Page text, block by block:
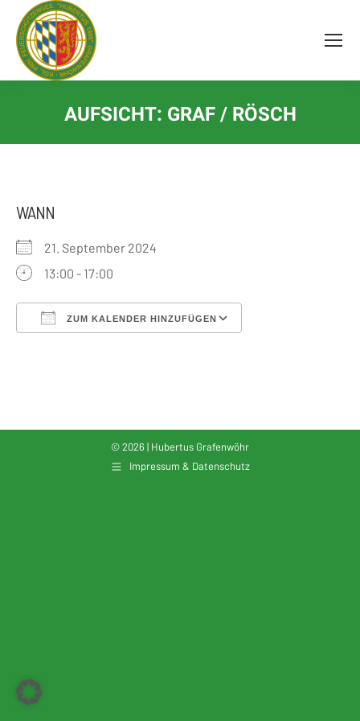
springen
AUFSICHT: GRAF / RÖSCH
WANN
21. September 2024
13:00 - 17:00
ZUM KALENDER HINZUFÜGEN
© 2026 | Hubertus Grafenwöhr
Impressum & Datenschutz